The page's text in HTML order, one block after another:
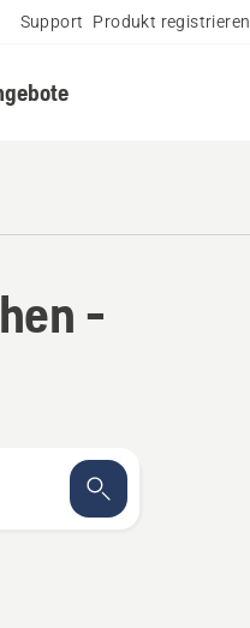
Support Produkt registrieren
-